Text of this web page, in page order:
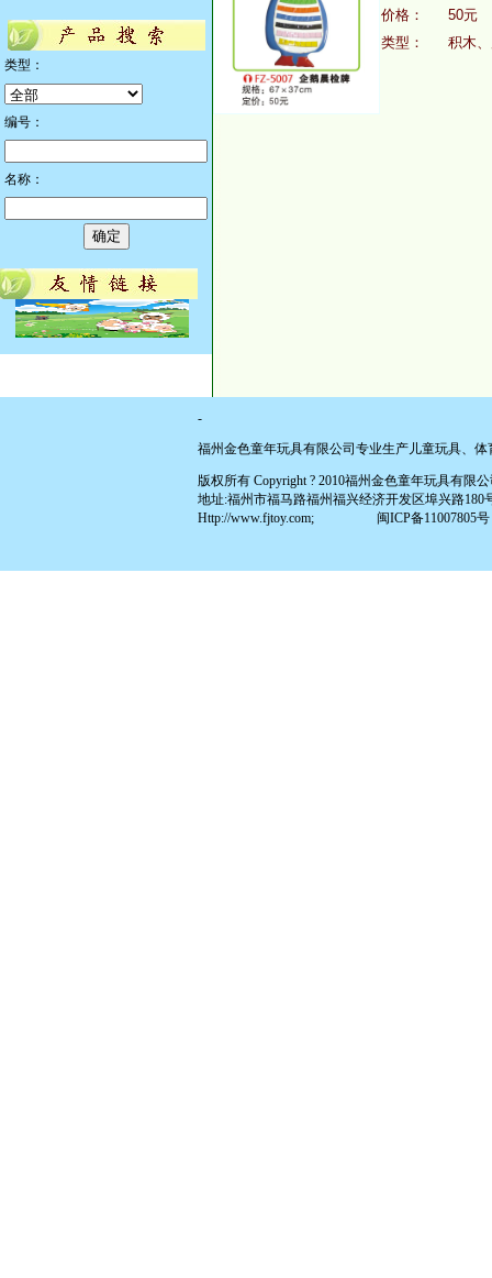
类型：
编号：
名称：
价格：
50元
类型：
积木
-
福州金色童年玩具有限公司专业生产儿童玩具、
版权所有 Copyright ? 2010福州金色童年玩具有限公
地址:福州市福马路福州福兴经济开发区埠兴路180
Http://www.fjtoy.com;
闽ICP备11007805号